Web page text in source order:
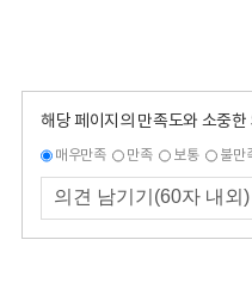
해당 페이지의 만족도와 소중한
매우만족 만족 보통 불만